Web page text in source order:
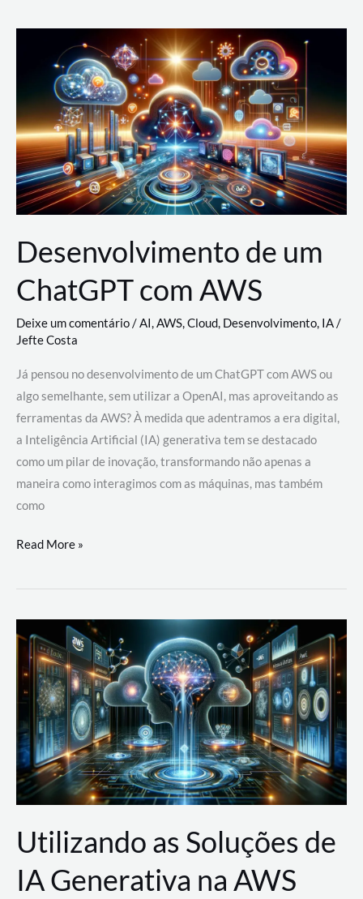
Nuvem:
Google
Cloud,
AWS
e
Azure
Desenvolvimento de um
ChatGPT com AWS
Deixe um comentário/AI,AWS,Cloud, Desenvolvimento, IA/
Jefte Costa
Já pensou no desenvolvimento de um ChatGPT com AWS ou
algo semelhante, sem utilizar a OpenAI, mas aproveitando as
ferramentas da AWS? À medida que adentramos a era digital,
a Inteligência Artificial (IA) generativa tem se destacado
como um pilar de inovação, transformando não apenas a
maneira como interagimos com as máquinas, mas também
como
Desenvolvimento
um
com
AWS
Read More »
Utilizando as Soluções de
IA Generativa na AWS